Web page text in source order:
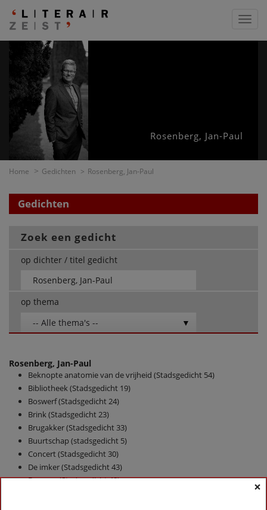
Rosenberg, Jan-Paul
Home Gedichten Rosenberg, Jan-Paul
Gedichten
Zoek een gedicht
op dichter / titel gedicht
op thema
-- Alle thema's --
Rosenberg, Jan-Paul
Beknopte anatomie van de vrijheid (Stadsgedicht 54)
Bibliotheek (Stadsgedicht 19)
Boswerf (Stadsgedicht 24)
Brink (Stadsgedicht 23)
Brugakker (Stadsgedicht 33)
Buurtschap (stadsgedicht 5)
Concert (Stadsgedicht 30)
De imker (Stadsgedicht 43)
De mars (Stadsgedicht 48)
×